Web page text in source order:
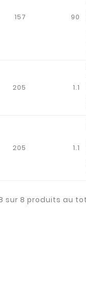
157 90
205 1.1
205 1.1
sur 8 produits au